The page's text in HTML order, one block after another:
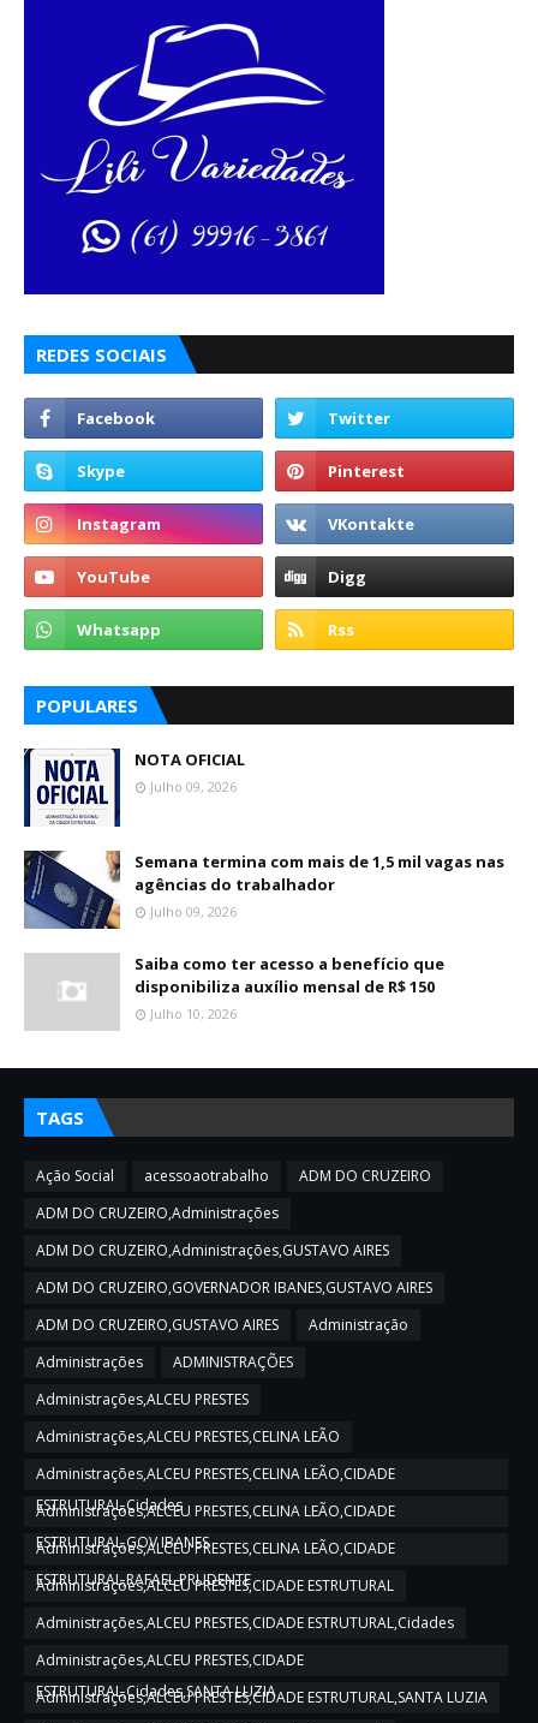
REDES SOCIAIS
POPULARES
NOTA OFICIAL
Julho 09, 2026
Semana termina com mais de 1,5 mil vagas nas
agências do trabalhador
Julho 09, 2026
Saiba como ter acesso a benefício que
disponibiliza auxílio mensal de R$ 150
Julho 10, 2026
TAGS
Ação Social acessoaotrabalho
ADM DO CRUZEIRO
ADM DO CRUZEIRO,Administrações
ADM DO CRUZEIRO,Administrações,GUSTAVO AIRES
ADM DO CRUZEIRO,GOVERNADOR IBANES,GUSTAVO AIRES
ADM DO CRUZEIRO,GUSTAVO AIRES
Administração
Administrações
ADMINISTRAÇÕES
Administrações,ALCEU PRESTES
Administrações,ALCEU PRESTES,CELINA LEÃO
Administrações,ALCEU PRESTES,CELINA LEÃO,CIDADE
ESTRUTURAL,Cidades
Administrações,ALCEU PRESTES,CELINA LEÃO,CIDADE
ESTRUTURAL,GOV IBANES
Administrações,ALCEU PRESTES,CELINA LEÃO,CIDADE
ESTRUTURAL,RAFAEL PRUDENTE
Administrações,ALCEU PRESTES,CIDADE ESTRUTURAL
Administrações,ALCEU PRESTES,CIDADE ESTRUTURAL,Cidades
Administrações,ALCEU PRESTES,CIDADE
ESTRUTURAL,Cidades,SANTA LUZIA
Administrações,ALCEU PRESTES,CIDADE ESTRUTURAL,SANTA LUZIA